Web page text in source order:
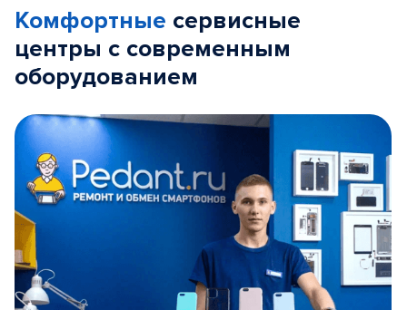
Комфортные сервисные
центры с современным
оборудованием